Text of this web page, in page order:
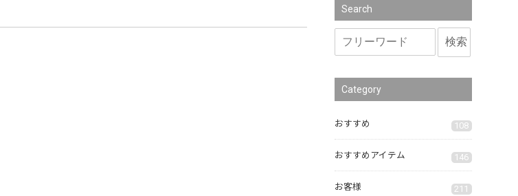
Search
Category
おすすめ 108
おすすめアイテム 146
お客様 211